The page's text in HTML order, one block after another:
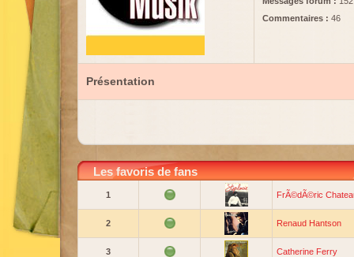
Commentaires : 46
Présentation
Les favoris de fans
1 FrÃ©dÃ©ric
2 Renaud Hantson
3 Catherine Ferry